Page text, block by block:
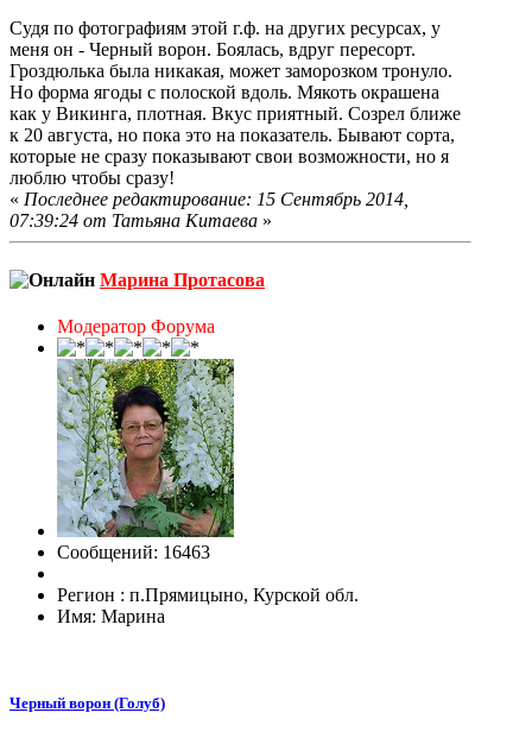
Судя по фотографиям этой г.ф. на других ресурсах, у
меня он - Черный ворон. Боялась, вдруг пересорт.
Гроздюлька была никакая, может заморозком тронуло.
Но форма ягоды с полоской вдоль. Мякоть окрашена
как у Викинга, плотная. Вкус приятный. Созрел ближе
к 20 августа, но пока это на показатель. Бывают сорта,
которые не сразу показывают свои возможности, но я
люблю чтобы сразу!
« Последнее редактирование: 15 Сентябрь 2014,
07:39:24 от Татьяна Китаева »
Марина Протасова
Модератор Форума
Сообщений: 16463
Регион : п.Прямицыно, Курской обл.
Имя: Марина
Черный ворон (Голуб)